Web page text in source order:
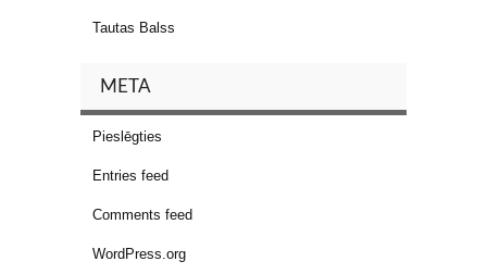
Tautas Balss
META
Pieslēgties
Entries feed
Comments feed
WordPress.org